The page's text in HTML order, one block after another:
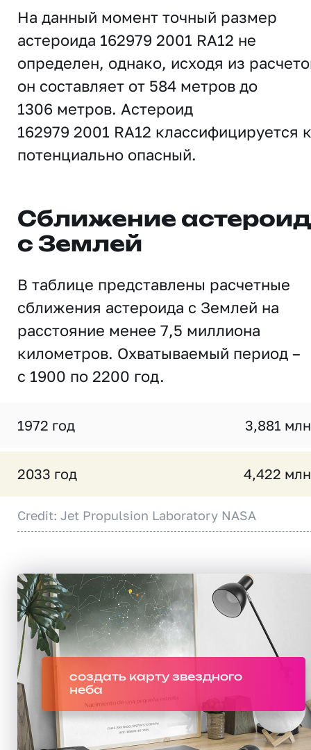
На данный момент точный размер
астероида 162979 2001 RA12 не
определен, однако, исходя из
он составляет от 584 метров до
1306 метров. Астероид
162979 2001 RA12 классифицируется
потенциально опасный.
Сближение
с Землей
В таблице представлены расчетные
сближения астероида с Землей на
расстояние менее 7,5 миллиона
километров. Охватываемый период –
с 1900 по 2200 год.
1972 год 3,881
2033 год 4,422
Credit: Jet Propulsion Laboratory NASA
создать карту звездного
неба